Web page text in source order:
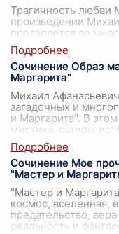
Трагичность любви
произведении
проявляется во
этой глубокой
Сочинение Образ
Маргарита"
Михаил
загадочных и
и Маргарита". В
мистика, сатира,
Сочинение Мое
"Мастер и
"Мастер и
космос, вселенная,
предательство,
реальность и